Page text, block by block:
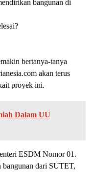
bangunan di
bertanya-tanya
akan terus
proyek ini.
Dalam UU
ESDM Nomor 01.
bangunan dari SUTET,